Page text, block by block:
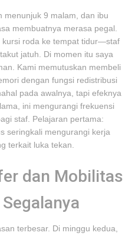
menunjuk 9 malam, dan ibu
membuatnya merasa pegal.
kursi roda ke tempat tidur—staf
jatuh. Di momen itu saya
Kami memutuskan membeli
dengan fungsi redistribusi
pada awalnya, tapi efeknya
ini mengurangi frekuensi
staf. Pelajaran pertama:
seringkali mengurangi kerja
terkait luka tekan.
dan Mobilitas
terbesar. Di minggu kedua,